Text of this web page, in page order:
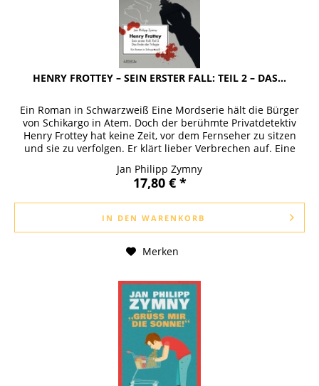
HENRY FROTTEY – SEIN ERSTER FALL: TEIL 2 – DAS...
Ein Roman in Schwarzweiß Eine Mordserie hält die Bürger
von Schikargo in Atem. Doch der berühmte Privatdetektiv
Henry Frottey hat keine Zeit, vor dem Fernseher zu sitzen
und sie zu verfolgen. Er klärt lieber Verbrechen auf. Eine
Jan Philipp Zymny
17,80 € *
IN DEN WARENKORB
Merken